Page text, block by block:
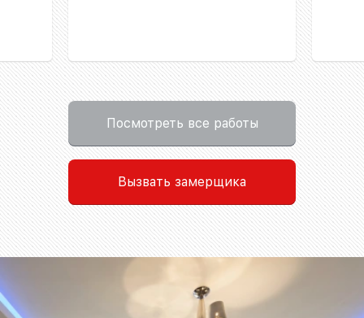
Посмотреть все работы
Вызвать замерщика